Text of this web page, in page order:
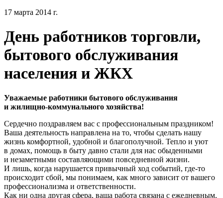
17 марта 2014 г.
День работников торговли,
бытового обслуживания
населения и ЖКХ
Уважаемые работники бытового обслуживания
и жилищно-коммунального хозяйства!
Сердечно поздравляем вас с профессиональным праздником!
Ваша деятельность направлена на то, чтобы сделать нашу
жизнь комфортной, удобной и благополучной. Тепло и уют
в домах, помощь в быту давно стали для нас обыденными
и незаметными составляющими повседневной жизни.
И лишь, когда нарушается привычный ход событий, где-то
происходит сбой, мы понимаем, как много зависит от вашего
профессионализма и ответственности.
Как ни одна другая сфера, ваша работа связана с ежедневным,